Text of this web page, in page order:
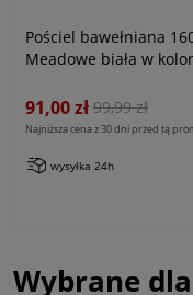
Pościel bawełniana
Meadowe biała w
91,00 zł 99,99 zł
Najniższa cena z 30 dni przed tą
wysyłka 24h
Wybrane